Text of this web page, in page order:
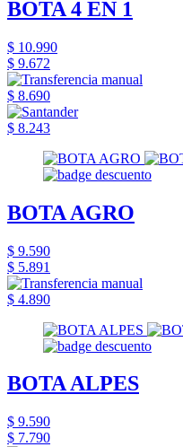
BOTA 4 EN 1
$ 10.990
$ 9.672
$ 8.690
$ 8.243
BOTA AGRO
$ 9.590
$ 5.891
$ 4.890
BOTA ALPES
$ 9.590
$ 7.790